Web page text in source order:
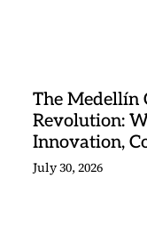
The Medellín
Revolution:
Innovation,
and Tropical
July 30, 2026